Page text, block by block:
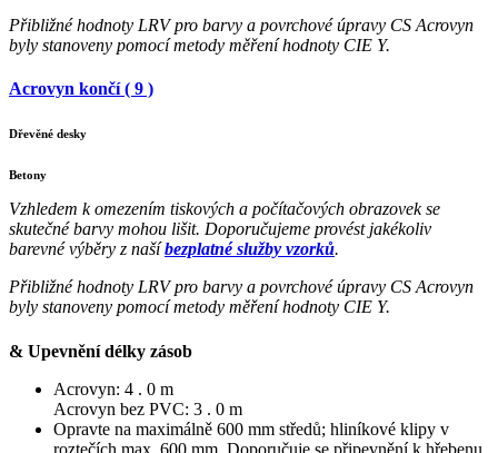
Přibližné hodnoty LRV pro barvy a povrchové úpravy CS Acrovyn
byly stanoveny pomocí metody měření hodnoty CIE Y.
Acrovyn končí ( 9 )
Dřevěné desky
Betony
Vzhledem k omezením tiskových a počítačových obrazovek se
skutečné barvy mohou lišit. Doporučujeme provést jakékoliv
barevné výběry z našíbezplatné služby vzorků.
Přibližné hodnoty LRV pro barvy a povrchové úpravy CS Acrovyn
byly stanoveny pomocí metody měření hodnoty CIE Y.
& Upevnění délky zásob
Acrovyn: 4 . 0 m
Acrovyn bez PVC: 3 . 0 m
Opravte na maximálně 600 mm středů; hliníkové klipy v
roztečích max. 600 mm. Doporučuje se připevnění k hřebenu